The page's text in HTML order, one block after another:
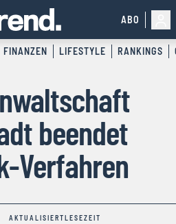
ABO
FINANZEN LIFESTYLE RANKINGS
beendet
Verfahren
AKTUALISIERTLESEZEIT